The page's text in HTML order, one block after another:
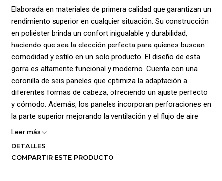
Elaborada en materiales de primera calidad que garantizan un
rendimiento superior en cualquier situación. Su construcción
en poliéster brinda un confort inigualable y durabilidad,
haciendo que sea la elección perfecta para quienes buscan
comodidad y estilo en un solo producto. El diseño de esta
gorra es altamente funcional y moderno. Cuenta con una
coronilla de seis paneles que optimiza la adaptación a
diferentes formas de cabeza, ofreciendo un ajuste perfecto
y cómodo. Además, los paneles incorporan perforaciones en
la parte superior mejorando la ventilación y el flujo de aire
interno, lo que mantiene la cabeza fresca y seca en los días
durante toda la jornada. Para agregar un toque de distinción,
Leer más
DETALLES
COMPARTIR ESTE PRODUCTO